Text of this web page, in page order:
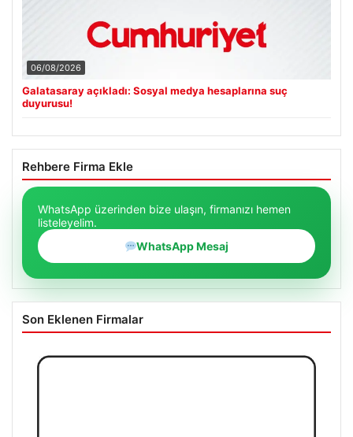
06/08/2026
Galatasaray açıkladı: Sosyal medya hesaplarına suç
duyurusu!
Rehbere Firma Ekle
WhatsApp üzerinden bize ulaşın, firmanızı hemen
listeleyelim.
WhatsApp Mesaj
Son Eklenen Firmalar